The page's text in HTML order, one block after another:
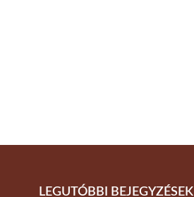
LEGUTÓBBI BEJEGYZÉSEK